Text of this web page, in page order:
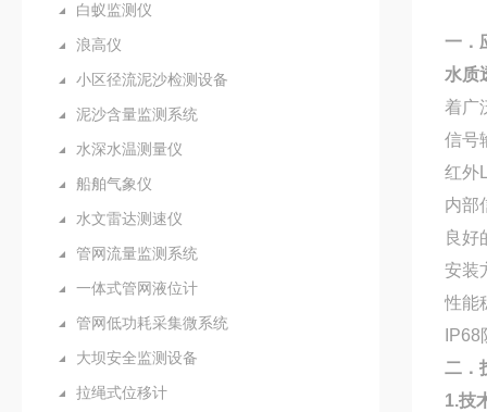
白蚁监测仪
浪高仪
小区径流泥沙检测设备
泥沙含量监测系统
水深水温测量仪
船舶气象仪
水文雷达测速仪
管网流量监测系统
一体式管网液位计
管网低功耗采集微系统
大坝安全监测设备
拉绳式位移计
一．
水质
着广
信号
红外
内部
良好
安装
性能
二．
1.技